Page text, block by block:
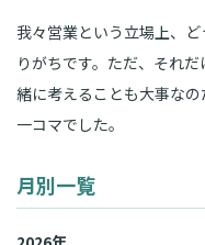
我々営業という立場上、
りがちです。ただ、それ
緒に考えることも大事な
一コマでした。
月別一覧